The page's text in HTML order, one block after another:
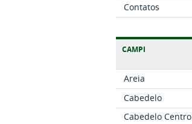
Contatos
CAMPI
Areia
Cabedelo
Cabedelo Centro